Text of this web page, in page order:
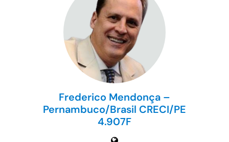
Frederico Mendonça –
Pernambuco/Brasil CRECI/PE
4.907F